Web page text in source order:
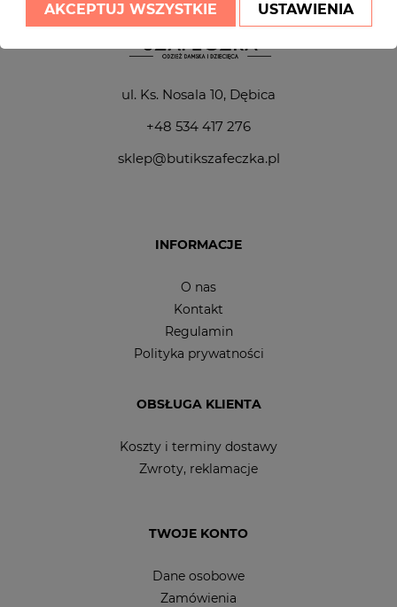
ul. Ks. Nosala 10, Dębica
+48 534 417 276
sklep@butikszafeczka.pl
INFORMACJE
O nas
Kontakt
Regulamin
Polityka prywatności
OBSŁUGA KLIENTA
Koszty i terminy dostawy
Zwroty, reklamacje
TWOJE KONTO
Dane osobowe
Zamówienia
AKCEPTUJ WSZYSTKIE USTAWIENIA